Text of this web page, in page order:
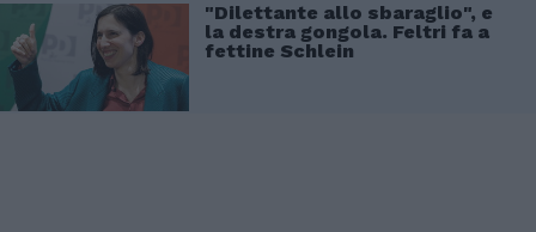
"Dilettante allo sbaraglio", e
la destra gongola. Feltri fa a
fettine Schlein